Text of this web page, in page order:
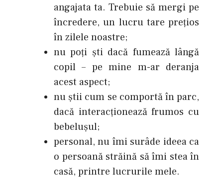
angajata ta. Trebuie să mergi pe
încredere, un lucru tare preţios
în zilele noastre;
nu poţi şti dacă fumează lângă
copil – pe mine m-ar deranja
acest aspect;
nu ştii cum se comportă în parc,
dacă interacţionează frumos cu
bebeluşul;
personal, nu îmi surâde ideea ca
o persoană străină să îmi stea în
casă, printre lucrurile mele.